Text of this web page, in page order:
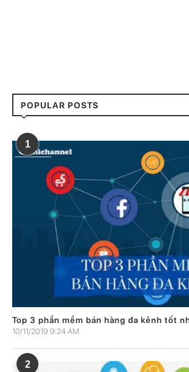
POPULAR POSTS
1
Top 3 phần mềm bán hàng đa kênh tốt
10/11/2019 9:24 AM
2